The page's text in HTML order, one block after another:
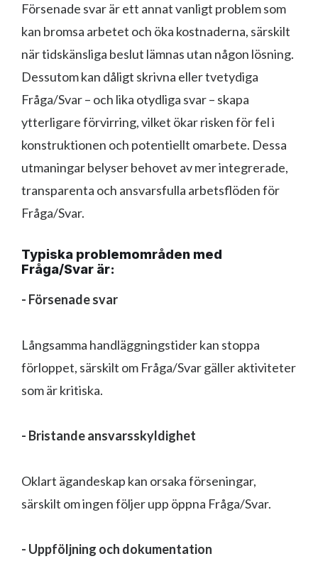
Försenade svar är ett annat vanligt problem som
kan bromsa arbetet och öka kostnaderna, särskilt
när tidskänsliga beslut lämnas utan någon lösning.
Dessutom kan dåligt skrivna eller tvetydiga
Fråga/Svar – och lika otydliga svar – skapa
ytterligare förvirring, vilket ökar risken för fel i
konstruktionen och potentiellt omarbete. Dessa
utmaningar belyser behovet av mer integrerade,
transparenta och ansvarsfulla arbetsflöden för
Fråga/Svar.
Typiska problemområden med
Fråga/Svar är:
- Försenade svar
Långsamma handläggningstider kan stoppa
förloppet, särskilt om Fråga/Svar gäller aktiviteter
som är kritiska.
- Bristande ansvarsskyldighet
Oklart ägandeskap kan orsaka förseningar,
särskilt om ingen följer upp öppna Fråga/Svar.
- Uppföljning och dokumentation